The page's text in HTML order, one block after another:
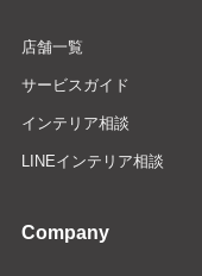
店舗一覧
サービスガイド
インテリア相談
LINEインテリア相談
Company